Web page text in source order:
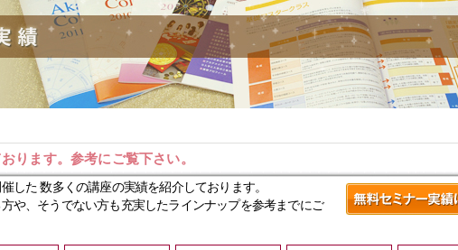
ります。参考にご覧下さい。
した 数多くの講座の実績を紹介しております。
や、そうでない方も充実したラインナップを参考までにご